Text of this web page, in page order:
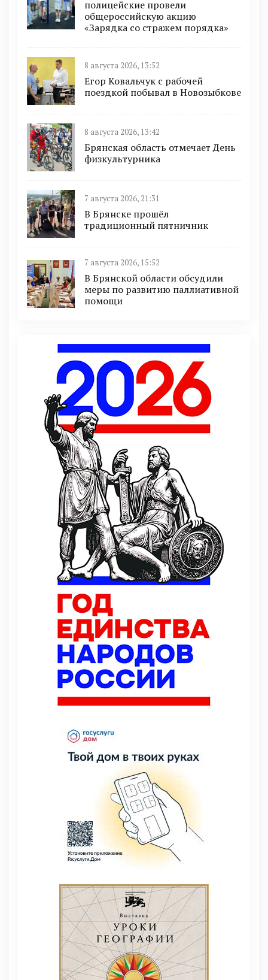
полицейские провели
общероссийскую акцию
«Зарядка со стражем порядка»
8 августа 2026, 13:52
Егор Ковальчук с рабочей
поездкой побывал в Новозыбкове
8 августа 2026, 13:42
Брянская область отмечает День
физкультурника
7 августа 2026, 21:31
В Брянске прошёл
традиционный пятничник
7 августа 2026, 15:52
В Брянской области обсудили
меры по развитию паллиативной
помощи